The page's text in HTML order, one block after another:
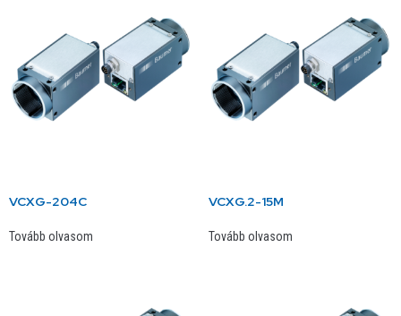
VCXG-204C
Tovább olvasom
VCXG.2-15M
Tovább olvasom